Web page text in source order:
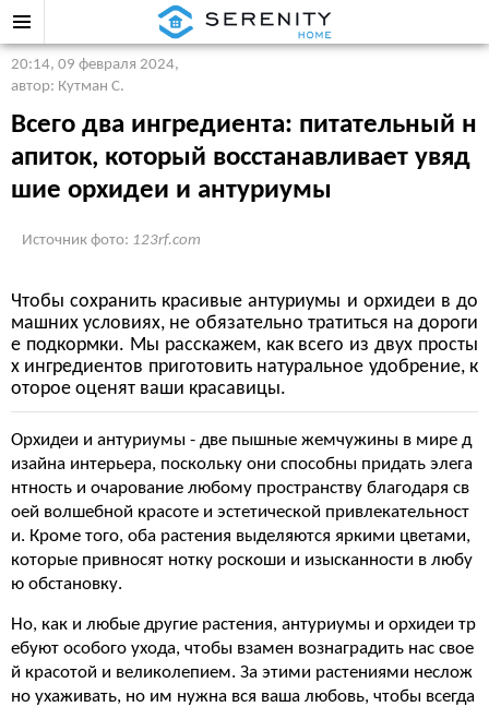
20:14, 09 февраля 2024,
автор: Кутман С.
Всего два ингредиента: питательный н
апиток, который восстанавливает увяд
шие орхидеи и антуриумы
Источник фото: 123rf.com
Чтобы сохранить красивые антуриумы и орхидеи в до
машних условиях, не обязательно тратиться на дороги
е подкормки. Мы расскажем, как всего из двух просты
х ингредиентов приготовить натуральное удобрение, к
оторое оценят ваши красавицы.
Орхидеи и антуриумы - две пышные жемчужины в мире д
изайна интерьера, поскольку они способны придать элега
нтность и очарование любому пространству благодаря св
оей волшебной красоте и эстетической привлекательност
и. Кроме того, оба растения выделяются яркими цветами,
которые привносят нотку роскоши и изысканности в любу
ю обстановку.
Но, как и любые другие растения, антуриумы и орхидеи тр
ебуют особого ухода, чтобы взамен вознаградить нас свое
й красотой и великолепием. За этими растениями неслож
но ухаживать, но им нужна вся ваша любовь, чтобы всегда